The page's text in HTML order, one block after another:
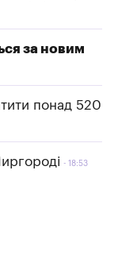
за новим
понад 520
18:53